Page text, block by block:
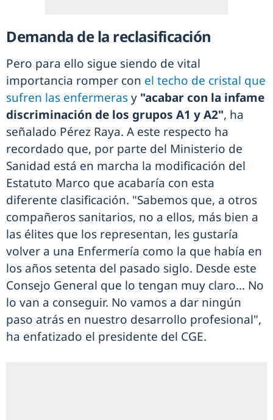
Demanda de la reclasificación
Pero para ello sigue siendo de vital
importancia romper con el techo de cristal que
sufren las enfermerasy "acabar con la infame
discriminación de los grupos A1 y A2", ha
señalado Pérez Raya. A este respecto ha
recordado que, por parte del Ministerio de
Sanidad está en marcha la modificación del
Estatuto Marco que acabaría con esta
diferente clasificación. "Sabemos que, a otros
compañeros sanitarios, no a ellos, más bien a
las élites que los representan, les gustaría
volver a una Enfermería como la que había en
los años setenta del pasado siglo. Desde este
Consejo General que lo tengan muy claro… No
lo van a conseguir. No vamos a dar ningún
paso atrás en nuestro desarrollo profesional",
ha enfatizado el presidente del CGE.